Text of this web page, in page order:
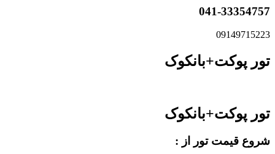
041-33354757
09149715223
تور پوکت+بانکوک
تور پوکت+بانکوک
شروع قیمت تور از :